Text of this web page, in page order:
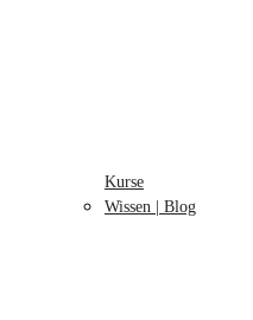
Kurse
Wissen | Blog